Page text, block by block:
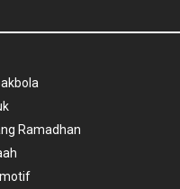
Ramadhan